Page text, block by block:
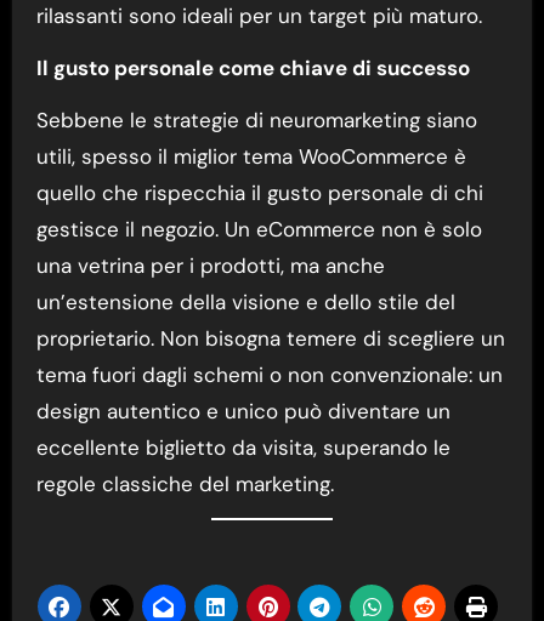
rilassanti sono ideali per un target più maturo.
Il gusto personale come chiave di successo
Sebbene le strategie di neuromarketing siano
utili, spesso il miglior tema WooCommerce è
quello che rispecchia il gusto personale di chi
gestisce il negozio. Un eCommerce non è solo
una vetrina per i prodotti, ma anche
un’estensione della visione e dello stile del
proprietario. Non bisogna temere di scegliere un
tema fuori dagli schemi o non convenzionale: un
design autentico e unico può diventare un
eccellente biglietto da visita, superando le
regole classiche del marketing.